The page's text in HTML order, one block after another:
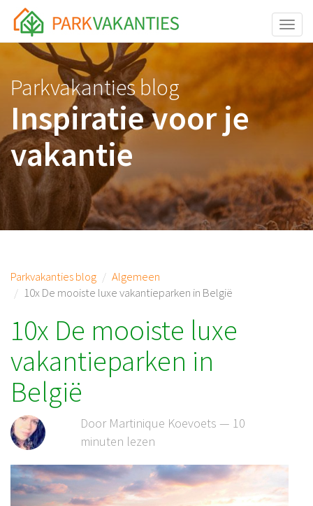
<body id="page-top">
Parkvakanties blog
Inspiratie voor je
vakantie
Parkvakanties blog
Algemeen
10x De mooiste luxe vakantieparken in België
10x De mooiste luxe
vakantieparken in
België
Door Martinique Koevoets — 10
minuten lezen